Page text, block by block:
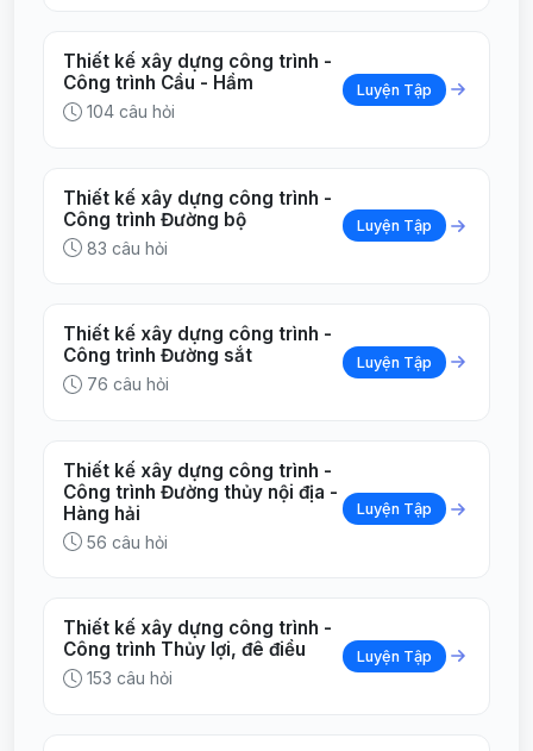
Thiết kế xây dựng công trình -
Công trình Cầu - Hầm
104 câu hỏi
Luyện Tập
Thiết kế xây dựng công trình -
Công trình Đường bộ
83 câu hỏi
Luyện Tập
Thiết kế xây dựng công trình -
Công trình Đường sắt
76 câu hỏi
Luyện Tập
Thiết kế xây dựng công trình -
Công trình Đường thủy nội địa -
Hàng hải
56 câu hỏi
Luyện Tập
Thiết kế xây dựng công trình -
Công trình Thủy lợi, đê điều
153 câu hỏi
Luyện Tập